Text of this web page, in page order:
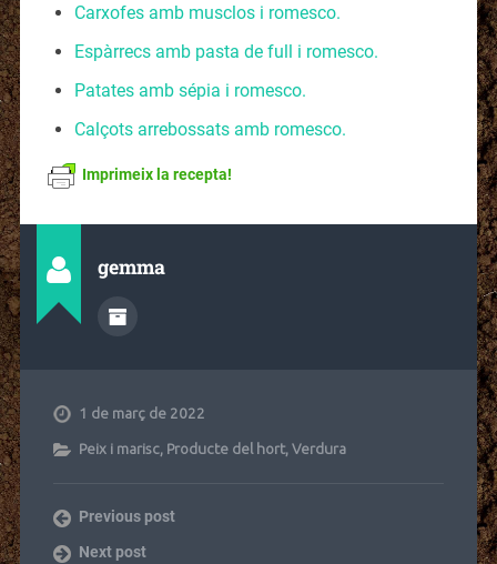
Carxofes amb musclos i romesco.
Espàrrecs amb pasta de full i romesco.
Patates amb sépia i romesco.
Calçots arrebossats amb romesco.
Imprimeix la recepta!
gemma
1 de març de 2022
Peix i marisc, Producte del hort,Verdura
Previous post
Next post